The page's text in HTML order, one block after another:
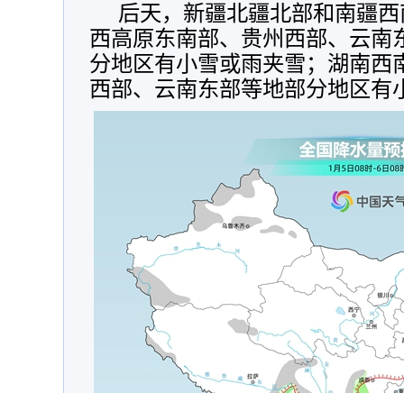
后天， 新疆北疆北部和南疆
西高原东南部、贵州西部、云南
分地区有小雪或雨夹雪；湖南西
西部、云南东部等地部分地区有